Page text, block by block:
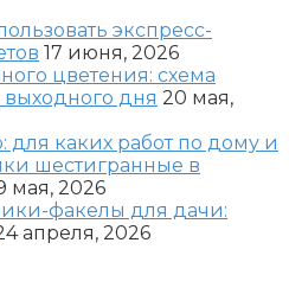
экспресс-
17 июня, 2026
цветения: схема
дня 20 мая,
каких работ по дому и
шестигранные в
мая, 2026
факелы для дачи:
апреля, 2026